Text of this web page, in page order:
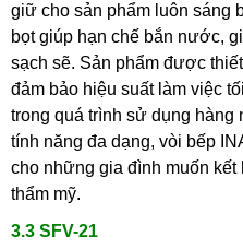
giữ cho sản phẩm luôn sáng
bọt giúp hạn chế bắn nước,
sạch sẽ. Sản phẩm được
đảm bảo hiệu suất làm việc
trong quá trình sử dụng
tính năng đa dạng, vòi bếp
cho những gia đình muốn
thẩm mỹ.
3.3 SFV-21